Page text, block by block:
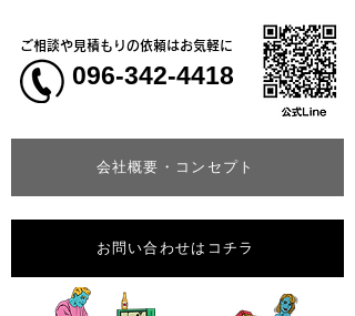
会社概要・コンセプト
ご相談や見積もりの依頼はお気軽に
096-342-4418
お問い合わせはコチラ